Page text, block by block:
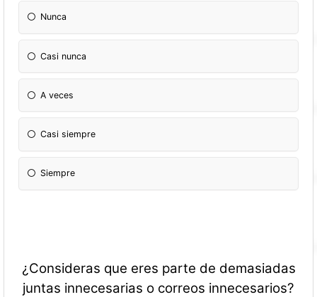
Nunca
Casi nunca
A veces
Casi siempre
Siempre
¿Consideras que eres parte de demasiadas
juntas innecesarias o correos innecesarios?